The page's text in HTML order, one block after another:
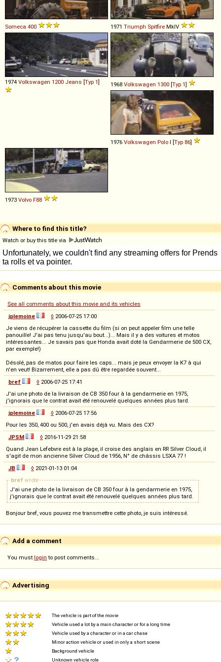
Someca 400 1971 Triumph Spitfire MkIV
1974 Volkswagen 1200 Jeans [Typ 1] 1968 Volkswagen 1300 [Typ 1]
1976 Volkswagen Polo I [Typ 86]
1973 Volvo F88
Where to find this title?
Watch or buy this title via
Comments about this movie
See all comments about this movie and its vehicles
jplemoine
◊ 2006-07-25 17:00
Je viens de récupérer la cassette du film (si on peut appeler film une telle
panouille! J'ai pas tenu jusqu'au bout...)... Mais il y a des voitures et motos
intéressantes... Je savais pas que Honda avait doté la Gendarmerie de 500 CX,
par exemple!)
Désolé, pas de matos pour faire les caps... mais je peux envoyer la K7 à qui
n'en veut! Bizarrement, elle a pas dû être regardée souvent...
bref
◊ 2006-07-25 17:41
J'ai une photo de la livraison de CB 350 four à la gendarmerie en 1975,
j'ignorais que le contrat avait été renouvelé quelques années plus tard.
jplemoine
◊ 2006-07-25 17:56
Pour les 350, 400 ou 500, j'en avais déjà vu. Mais des CX?
JPSM
◊ 2016-11-29 21:58
Quand Jean Lefebvre est à la plage, il croise des anglais en RR Silver Cloud, il
s'agit de mon ancienne Silver Cloud de 1956, N° de châssis LSXA 77 !
JB
◊ 2021-01-13 01:04
bref wrote
J'ai une photo de la livraison de CB 350 four à la gendarmerie en 1975,
j'ignorais que le contrat avait été renouvelé quelques années plus tard.
Bonjour bref, vous pouvez me transmettre cette photo, je suis intéressé.
Add a comment
You must login to post comments...
Advertising
The vehicle is part of the movie
Vehicle used a lot by a main character or for a long time
Vehicle used by a character or in a car chase
Minor action vehicle or used in only a short scene
Background vehicle
Unknown vehicle role